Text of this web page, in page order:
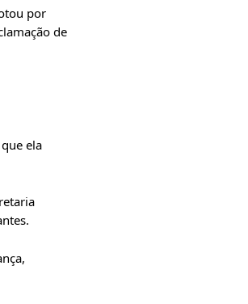
por
de
ela